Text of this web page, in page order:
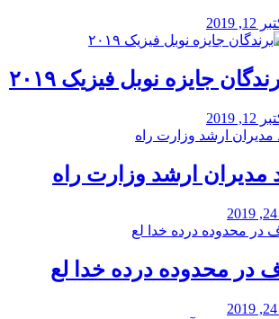
12, 2019
جایزه نوبل فیزیک ۲۰۱۹
12, 2019
مدیران ارشد وزارت راه
در محدوده درده خدا لع